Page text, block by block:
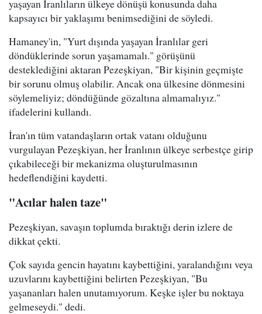
yaşayan İranlıların ülkeye dönüşü konusunda daha
kapsayıcı bir yaklaşımı benimsediğini de söyledi.
Hamaney'in, "Yurt dışında yaşayan İranlılar geri
döndüklerinde sorun yaşamamalı." görüşünü
desteklediğini aktaran Pezeşkiyan, "Bir kişinin geçmişte
bir sorunu olmuş olabilir. Ancak ona ülkesine dönmesini
söylemeliyiz; döndüğünde gözaltına almamalıyız."
ifadelerini kullandı.
İran'ın tüm vatandaşların ortak vatanı olduğunu
vurgulayan Pezeşkiyan, her İranlının ülkeye serbestçe girip
çıkabileceği bir mekanizma oluşturulmasının
hedeflendiğini kaydetti.
"Acılar halen taze"
Pezeşkiyan, savaşın toplumda bıraktığı derin izlere de
dikkat çekti.
Çok sayıda gencin hayatını kaybettiğini, yaralandığını veya
uzuvlarını kaybettiğini belirten Pezeşkiyan, "Bu
yaşananları halen unutamıyorum. Keşke işler bu noktaya
gelmeseydi." dedi.